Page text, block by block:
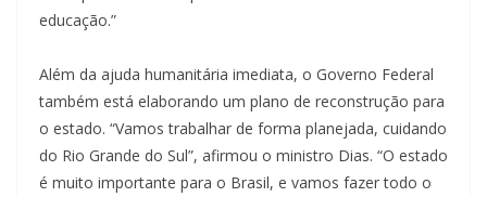
educação.”
Além da ajuda humanitária imediata, o Governo Federal
também está elaborando um plano de reconstrução para
o estado. “Vamos trabalhar de forma planejada, cuidando
do Rio Grande do Sul”, afirmou o ministro Dias. “O estado
é muito importante para o Brasil, e vamos fazer todo o